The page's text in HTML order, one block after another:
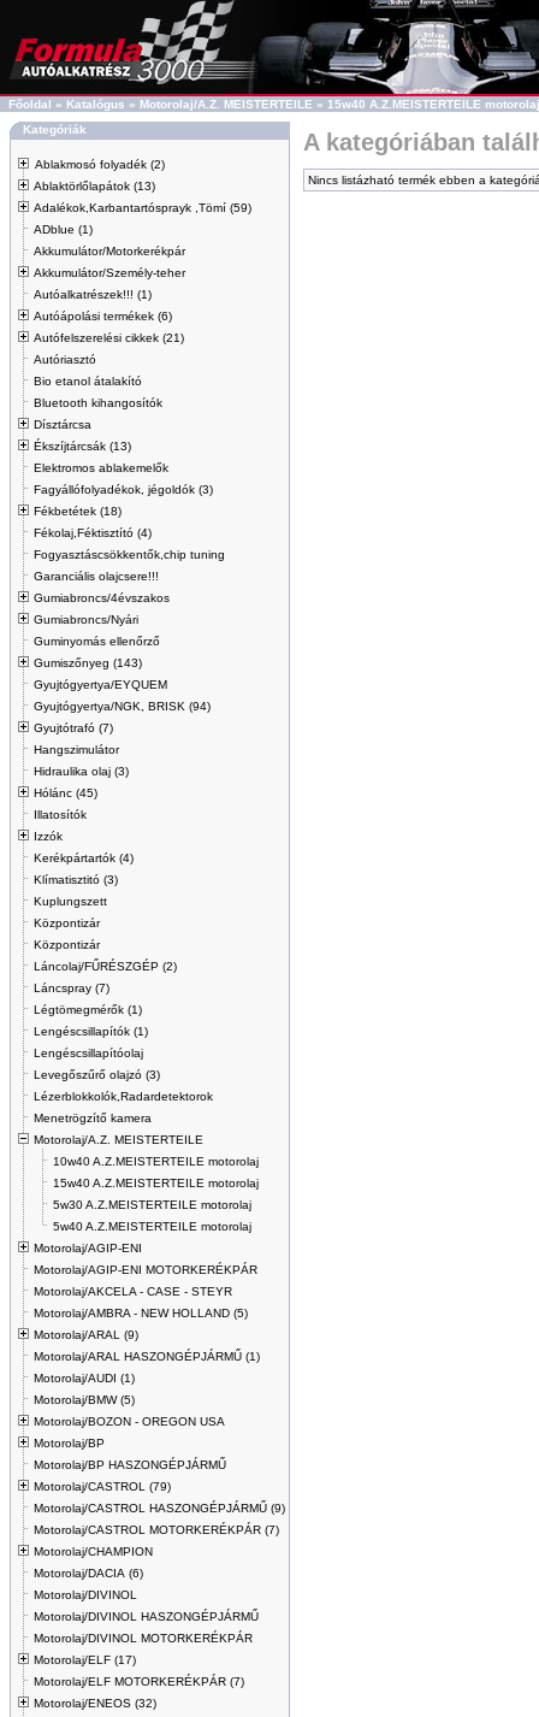
Főoldal » Katalógus » Motorolaj/A.Z. MEISTERTEILE » 15w40 A.Z.MEISTERTEILE motorolaj
Kategóriák
Ablakmosó folyadék (2)
Ablaktörlőlapátok (13)
Adalékok,Karbantartósprayk ,Tömí (59)
ADblue (1)
Akkumulátor/Motorkerékpár
Akkumulátor/Személy-teher
Autóalkatrészek!!! (1)
Autóápolási termékek (6)
Autófelszerelési cikkek (21)
Autóriasztó
Bio etanol átalakító
Bluetooth kihangosítók
Dísztárcsa
Ékszíjtárcsák (13)
Elektromos ablakemelők
Fagyállófolyadékok, jégoldók (3)
Fékbetétek (18)
Fékolaj,Féktisztító (4)
Fogyasztáscsökkentők,chip tuning
Garanciális olajcsere!!!
Gumiabroncs/4évszakos
Gumiabroncs/Nyári
Guminyomás ellenőrző
Gumiszőnyeg (143)
Gyujtógyertya/EYQUEM
Gyujtógyertya/NGK, BRISK (94)
Gyujtótrafó (7)
Hangszimulátor
Hidraulika olaj (3)
Hólánc (45)
Illatosítók
Izzók
Kerékpártartók (4)
Klímatisztitó (3)
Kuplungszett
Központizár
Központizár
Láncolaj/FŰRÉSZGÉP (2)
Láncspray (7)
Légtömegmérők (1)
Lengéscsillapítók (1)
Lengéscsillapítóolaj
Levegőszűrő olajzó (3)
Lézerblokkolók,Radardetektorok
Menetrögzítő kamera
Motorolaj/A.Z. MEISTERTEILE
10w40 A.Z.MEISTERTEILE motorolaj
15w40 A.Z.MEISTERTEILE motorolaj
5w30 A.Z.MEISTERTEILE motorolaj
5w40 A.Z.MEISTERTEILE motorolaj
Motorolaj/AGIP-ENI
Motorolaj/AGIP-ENI MOTORKERÉKPÁR
Motorolaj/AKCELA - CASE - STEYR
Motorolaj/AMBRA - NEW HOLLAND (5)
Motorolaj/ARAL (9)
Motorolaj/ARAL HASZONGÉPJÁRMŰ (1)
Motorolaj/AUDI (1)
Motorolaj/BMW (5)
Motorolaj/BOZON - OREGON USA
Motorolaj/BP
Motorolaj/BP HASZONGÉPJÁRMŰ
Motorolaj/CASTROL (79)
Motorolaj/CASTROL HASZONGÉPJÁRMŰ (9)
Motorolaj/CASTROL MOTORKERÉKPÁR (7)
Motorolaj/CHAMPION
Motorolaj/DACIA (6)
Motorolaj/DIVINOL
Motorolaj/DIVINOL HASZONGÉPJÁRMŰ
Motorolaj/DIVINOL MOTORKERÉKPÁR
Motorolaj/ELF (17)
Motorolaj/ELF MOTORKERÉKPÁR (7)
Motorolaj/ENEOS (32)
A kategóriában
Nincs listázható termék ebben a